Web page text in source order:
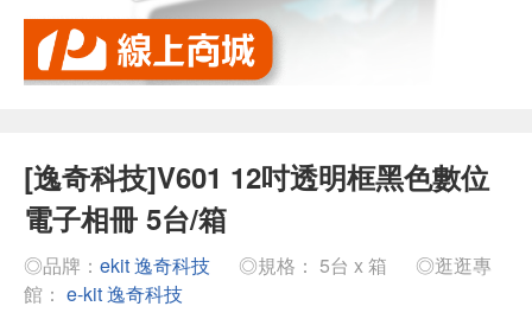
[逸奇科技]V601 12吋透明框黑色數位
電子相冊 5台/箱
◎品牌： ekit 逸奇科技 ◎規格： 5台 x 箱
◎逛逛專
館： e-kit 逸奇科技